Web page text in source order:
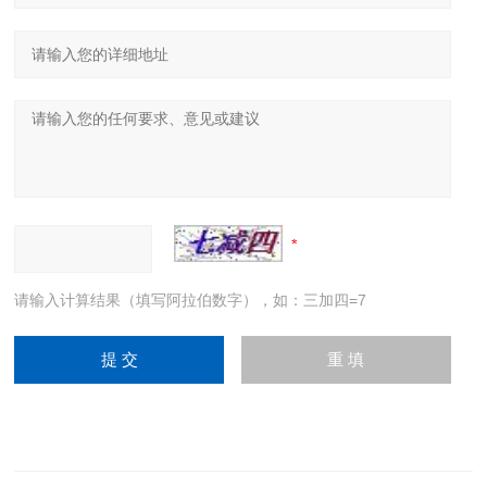
请输入计算结果（填写阿拉伯数字），如：三加四=7